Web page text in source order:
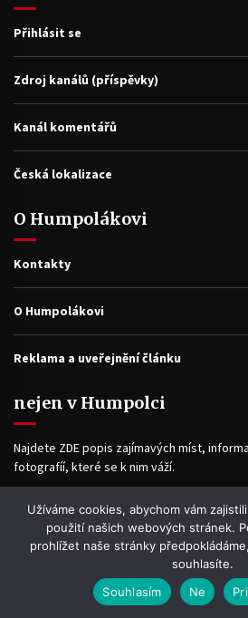
Přihlásit se
Zdroj kanálů (příspěvky)
Kanál komentářů
Česká lokalizace
O Humpolákovi
Kontakty
O Humpolákovi
Reklama a uveřejnění článku
nejen v Humpolci
Najdete ZDE popis zajímavých míst,
fotografíí, které se k nim váží.
Facebook
Užíváme cookies, abychom vám
použití našich webových stránek.
prohlížet naše stránky
souhlasíte.
Souhlasím
Ne